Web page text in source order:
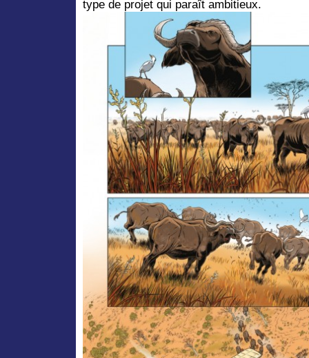
type de projet qui paraît ambitieux.